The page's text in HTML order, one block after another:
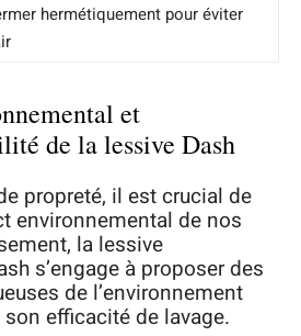
hermétiquement pour éviter
et
de la lessive Dash
propreté, il est crucial de
environnemental de nos
la lessive
s’engage à proposer des
de l’environnement
efficacité de lavage.